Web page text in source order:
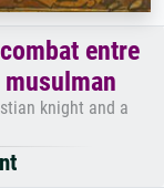
entre
knight and a